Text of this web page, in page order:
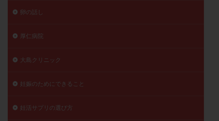
卵の話し
厚仁病院
大島クリニック
妊娠のためにできること
妊活サプリの選び方